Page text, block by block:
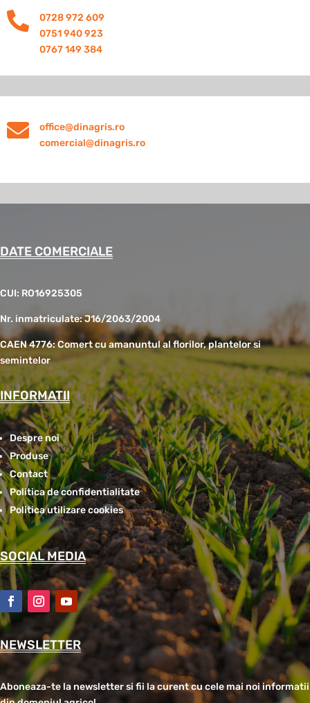

0728 972 609
0751 940 923
0767 149 384

office@dinagris.ro
comercial@dinagris.ro
DATE COMERCIALE
CUI: RO16925305
Nr. inmatriculate: J16/2063/2004
CAEN 4776: Comert cu amanuntul al florilor, plantelor si
semintelor
INFORMATII
Despre noi
Produse
Contact
Politica de confidentialitate
Politica utilizare cookies
SOCIAL MEDIA
NEWSLETTER
Aboneaza-te la newsletter si fii la curent cu cele mai noi informatii